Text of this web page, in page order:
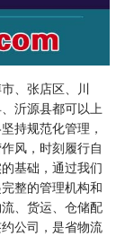
、张店区、川
沂源县都可以上
持规范化管理，
风，时刻履行自
基础，通过我们
完整的管理机构和
、货运、仓储配
公司，是省物流